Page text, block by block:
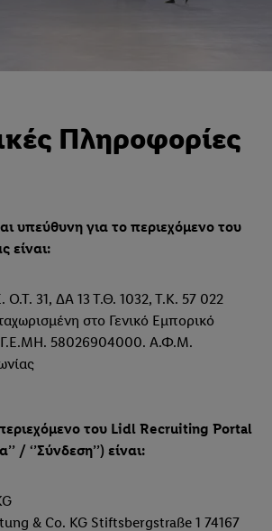
Πληροφορίες
υπεύθυνη για το περιεχόμενο του
είναι:
Ο.Τ. 31, ΔΑ 13 Τ.Θ. 1032, Τ.Κ. 57 022
στο Γενικό Εμπορικό
58026904000. Α.Φ.Μ.
του Lidl Recruiting Portal
/ ‘’Σύνδεση’’) είναι:
& Co. KG Stiftsbergstraße 1 74167